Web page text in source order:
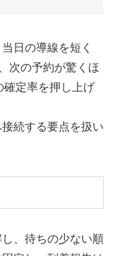
日の導線を短く
次の予約が驚くほ
確定率を押し上げ
続する要点を扱い
、待ちの少ない順